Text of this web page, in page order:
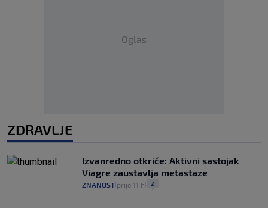
Oglas
ZDRAVLJE
Izvanredno otkriće: Aktivni sastojak
Viagre zaustavlja metastaze
ZNANOST prije 11 h 2